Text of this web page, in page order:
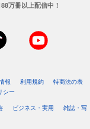
万冊以上配信中！
報 利用規約
特商法の表
シー
ビジネス・実用
雑誌・写